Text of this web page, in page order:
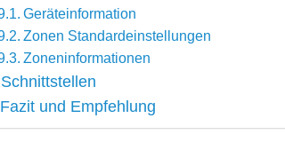
Geräteinformation
Zonen Standardeinstellungen
Zoneninformationen
Schnittstellen
Fazit und Empfehlung